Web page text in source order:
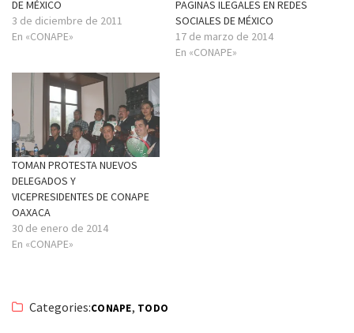
DE MÉXICO
3 de diciembre de 2011
En «CONAPE»
PAGINAS ILEGALES EN REDES
SOCIALES DE MÉXICO
17 de marzo de 2014
En «CONAPE»
TOMAN PROTESTA NUEVOS
DELEGADOS Y
VICEPRESIDENTES DE CONAPE
OAXACA
30 de enero de 2014
En «CONAPE»
Categories:CONAPE, TODO